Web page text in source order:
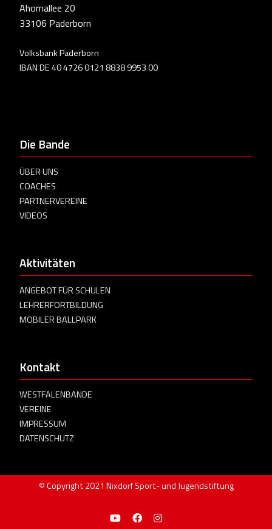
Ahornallee 20
33106 Paderborn
Volksbank Paderborn
IBAN DE 40 4726 0121 8838 9953 00
Die Bande
ÜBER UNS
COACHES
PARTNERVEREINE
VIDEOS
Aktivitäten
ANGEBOT FÜR SCHULEN
LEHRERFORTBILDUNG
MOBILER BALLPARK
Kontakt
WESTFALENBANDE
VEREINE
IMPRESSUM
DATENSCHUTZ
© Copyright 2021 Nixdorf Sport- und Jugendstiftung